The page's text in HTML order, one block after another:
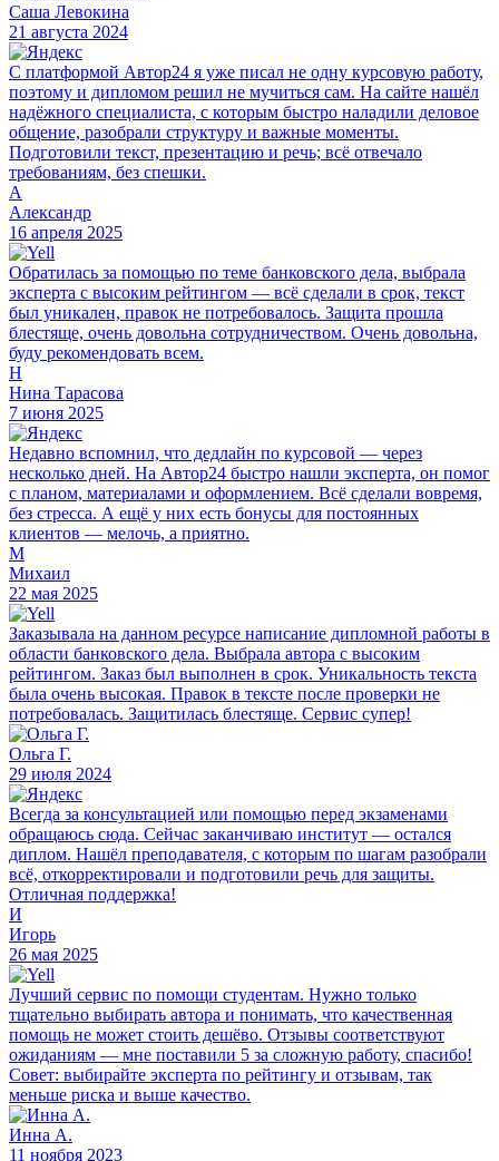
Саша Левокина
21 августа 2024
С платформой Автор24 я уже писал не одну курсовую работу,
поэтому и дипломом решил не мучиться сам. На сайте нашёл
надёжного специалиста, с которым быстро наладили деловое
общение, разобрали структуру и важные моменты.
Подготовили текст, презентацию и речь; всё отвечало
требованиям, без спешки.
А
Александр
16 апреля 2025
Обратилась за помощью по теме банковского дела, выбрала
эксперта с высоким рейтингом — всё сделали в срок, текст
был уникален, правок не потребовалось. Защита прошла
блестяще, очень довольна сотрудничеством. Очень довольна,
буду рекомендовать всем.
Н
Нина Тарасова
7 июня 2025
Недавно вспомнил, что дедлайн по курсовой — через
несколько дней. На Автор24 быстро нашли эксперта, он помог
с планом, материалами и оформлением. Всё сделали вовремя,
без стресса. А ещё у них есть бонусы для постоянных
клиентов — мелочь, а приятно.
М
Михаил
22 мая 2025
Заказывала на данном ресурсе написание дипломной работы в
области банковского дела. Выбрала автора с высоким
рейтингом. Заказ был выполнен в срок. Уникальность текста
была очень высокая. Правок в тексте после проверки не
потребовалась. Защитилась блестяще. Сервис супер!
Ольга Г.
29 июля 2024
Всегда за консультацией или помощью перед экзаменами
обращаюсь сюда. Сейчас заканчиваю институт — остался
диплом. Нашёл преподавателя, с которым по шагам разобрали
всё, откорректировали и подготовили речь для защиты.
Отличная поддержка!
И
Игорь
26 мая 2025
Лучший сервис по помощи студентам. Нужно только
тщательно выбирать автора и понимать, что качественная
помощь не может стоить дешёво. Отзывы соответствуют
ожиданиям — мне поставили 5 за сложную работу, спасибо!
Совет: выбирайте эксперта по рейтингу и отзывам, так
меньше риска и выше качество.
Инна А.
11 ноября 2023